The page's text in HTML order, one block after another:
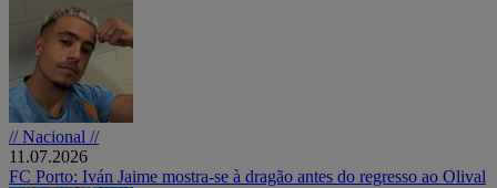
// Nacional //
11.07.2026
FC Porto: Iván Jaime mostra-se à dragão antes do regresso ao Olival